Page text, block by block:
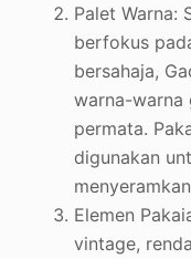
Palet Warna:
berfokus
bersahaja,
warna-warna
permata.
digunakan
Elemen
vintage,